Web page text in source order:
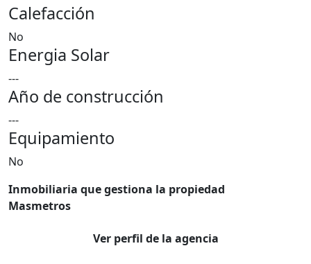
Calefacción
No
Energia Solar
---
Año de construcción
---
Equipamiento
No
Inmobiliaria que gestiona la propiedad
Masmetros
Ver perfil de la agencia